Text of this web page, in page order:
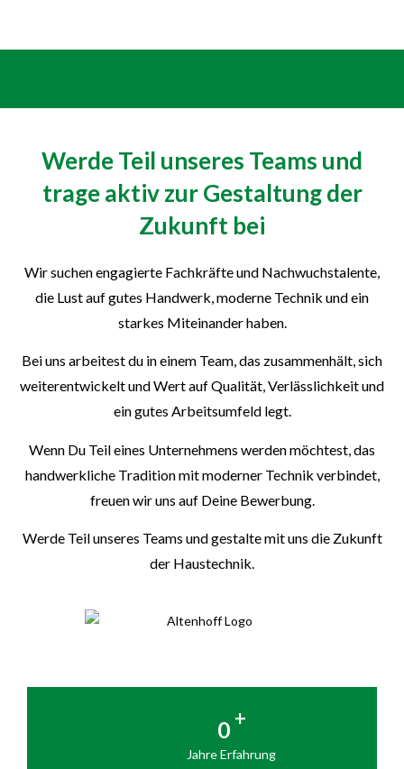
0 +
Jahre Erfahrung
Werde Teil unseres Teams und
trage aktiv zur Gestaltung der
Zukunft bei
Wir suchen engagierte Fachkräfte und Nachwuchstalente,
die Lust auf gutes Handwerk, moderne Technik und ein
starkes Miteinander haben.
Bei uns arbeitest du in einem Team, das zusammenhält, sich
weiterentwickelt und Wert auf Qualität, Verlässlichkeit und
ein gutes Arbeitsumfeld legt.
Wenn Du Teil eines Unternehmens werden möchtest, das
handwerkliche Tradition mit moderner Technik verbindet,
freuen wir uns auf Deine Bewerbung.
Werde Teil unseres Teams und gestalte mit uns die Zukunft
der Haustechnik.